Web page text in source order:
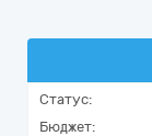
Статус:
Бюджет: